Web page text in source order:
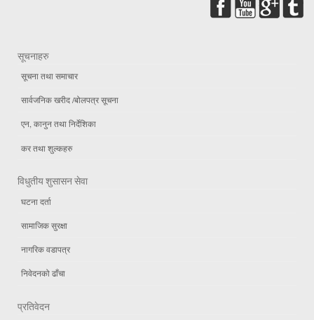
सूचनाहरु
सूचना तथा समाचार
सार्वजनिक खरीद /बोलपत्र सूचना
एन, कानुन तथा निर्देशिका
कर तथा शुल्कहरु
विधुतीय शुसासन सेवा
घटना दर्ता
सामाजिक सुरक्षा
नागरिक वडापत्र
निवेदनको ढाँचा
प्रतिवेदन